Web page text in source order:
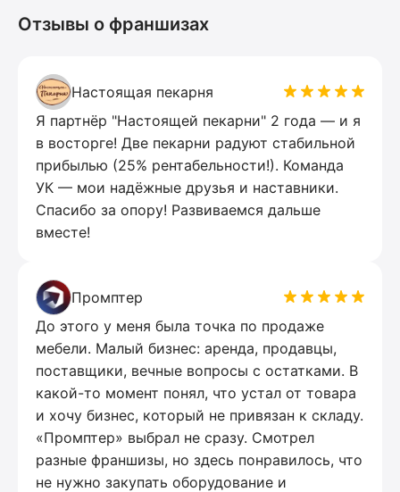
Отзывы о франшизах
Настоящая пекарня
Я партнёр "Настоящей пекарни" 2 года — и я
в восторге! Две пекарни радуют стабильной
прибылью (25% рентабельности!). Команда
УК — мои надёжные друзья и наставники.
Спасибо за опору! Развиваемся дальше
вместе!
Промптер
До этого у меня была точка по продаже
мебели. Малый бизнес: аренда, продавцы,
поставщики, вечные вопросы с остатками. В
какой-то момент понял, что устал от товара
и хочу бизнес, который не привязан к складу.
«Промптер» выбрал не сразу. Смотрел
разные франшизы, но здесь понравилось, что
не нужно закупать оборудование и